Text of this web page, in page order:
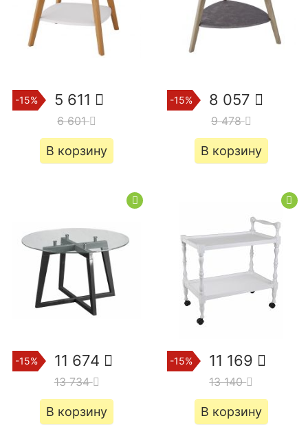
-15% 5 611
6 601
В корзину
-15% 8 057
9 478
В корзину
-15% 11 674
13 734
В корзину
-15% 11 169
13 140
В корзину